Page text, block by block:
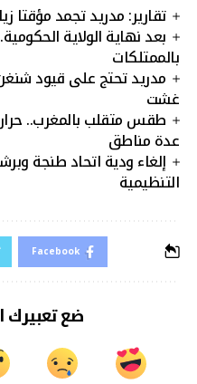
تقارير: مدريد تجمد مؤقتا
بعد نهاية الولاية
بالممتلكات
غشت
طقس متقلب بالمغرب..
عدة مناطق
إلغاء ودية اتحاد طنجة
التنظيمية
Facebook
ضع تعبيرك